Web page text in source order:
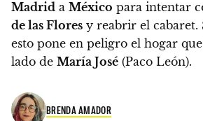
Madrid a México para intentar
de las Flores y reabrir el cabaret.
esto pone en peligro el hogar
lado de María José (Paco León).
BRENDA AMADOR